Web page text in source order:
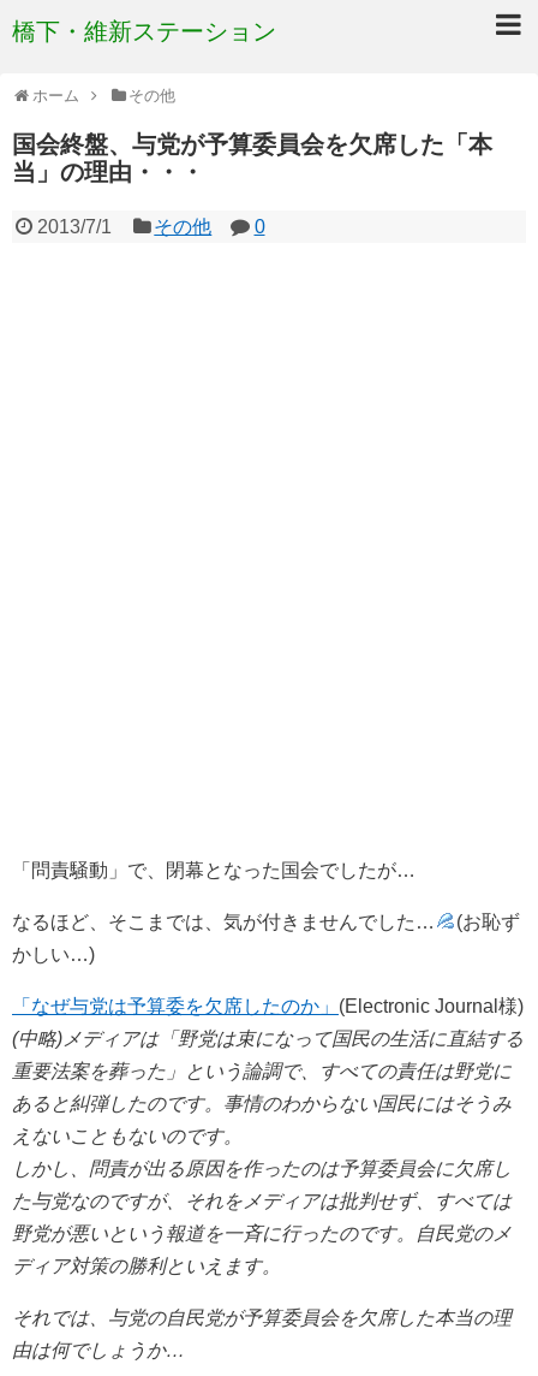
橋下・維新ステーション
ホーム その他
国会終盤、与党が予算委員会を欠席した「本
当」の理由・・・
2013/7/1 その他 0
「問責騒動」で、閉幕となった国会でしたが…
なるほど、そこまでは、気が付きませんでした…
(お恥ず
かしい…)
「なぜ与党は予算委を欠席したのか」 (Electronic Journal様)
(中略)メディアは「野党は束になって国民の生活に直結する
重要法案を葬った」という論調で、すべての責任は野党に
あると糾弾したのです。事情のわからない国民にはそうみ
えないこともないのです。
しかし、問責が出る原因を作ったのは予算委員会に欠席し
た与党なのですが、それをメディアは批判せず、すべては
野党が悪いという報道を一斉に行ったのです。自民党のメ
ディア対策の勝利といえます。
それでは、与党の自民党が予算委員会を欠席した本当の理
由は何でしょうか…